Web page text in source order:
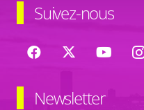
Suivez-nous
Newsletter